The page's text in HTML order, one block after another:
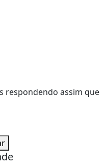
respondendo assim que